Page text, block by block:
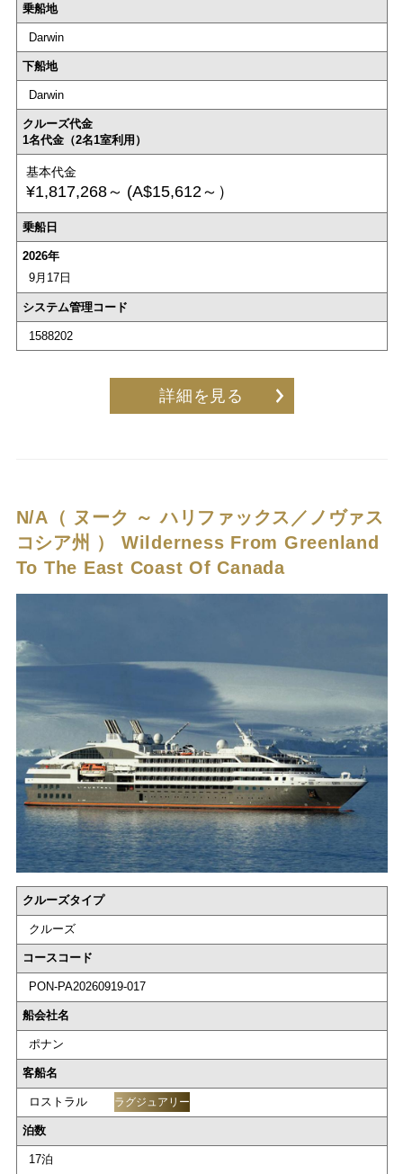
乗船地
Darwin
下船地
Darwin
クルーズ代金
1名代金（2名1室利用）
基本代金
¥1,817,268～ (A$15,612～）
乗船日
2026年
9月17日
システム管理コード
1588202
詳細を見る
N/A（ ヌーク ～ ハリファックス／ノヴァス
コシア州 ） Wilderness From Greenland
To The East Coast Of Canada
クルーズタイプ
クルーズ
コースコード
PON-PA20260919-017
船会社名
ポナン
客船名
ロストラル ラグジュアリー
泊数
17泊